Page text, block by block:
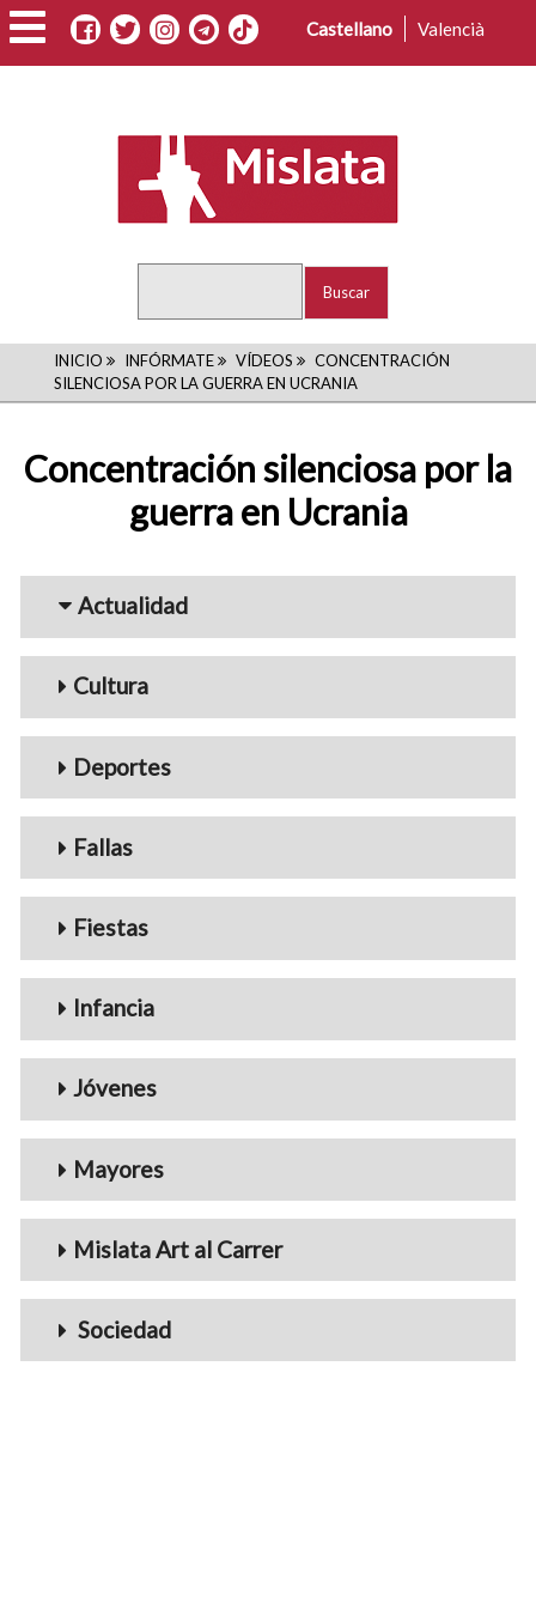
Pasar
al
contenido
Castellano Valencià
RUTA
DE
NAVEGACIÓN
INICIO INFÓRMATE VÍDEOS
CONCENTRACIÓN
SILENCIOSA POR LA GUERRA EN UCRANIA
Concentración silenciosa por la
guerra en Ucrania
Menu_Videos
Actualidad
Cultura
Deportes
Fallas
Fiestas
Infancia
Jóvenes
Mayores
Mislata Art al Carrer
Sociedad